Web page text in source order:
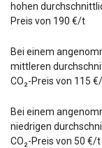
hohen
Preis von 190 €/t
Bei einem
mittleren
CO₂-Preis von 115
Bei einem
niedrigen
CO₂-Preis von 50 €/t